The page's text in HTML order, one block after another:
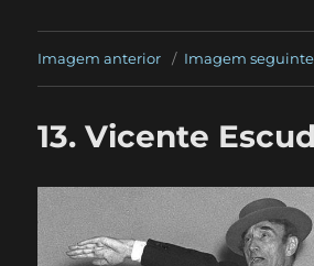
Imagem anterior Imagem seguinte
13. Vicente